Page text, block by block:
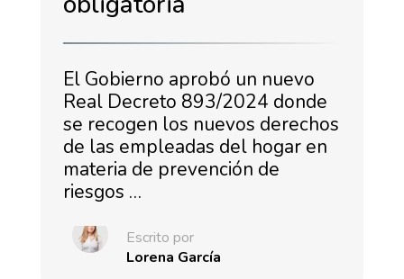
El Gobierno aprobó un nuevo
Real Decreto 893/2024 donde
se recogen los nuevos derechos
de las empleadas del hogar en
materia de prevención de
riesgos …
Escrito por
Lorena García